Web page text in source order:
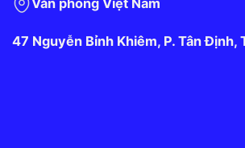
47 Nguyễn Bỉnh Khiêm, P. Tân Định,